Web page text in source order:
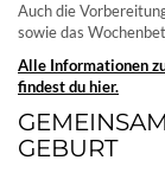
Auch die
sowie das
Alle Informationen
findest du hier.
GEBURT